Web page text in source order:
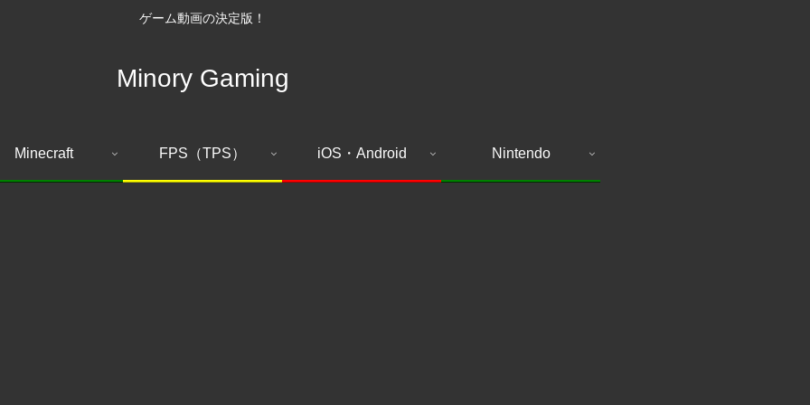
ゲーム動画の決定版！
Minory Gaming
Minecraft FPS（TPS） iOS・Android Nintendo